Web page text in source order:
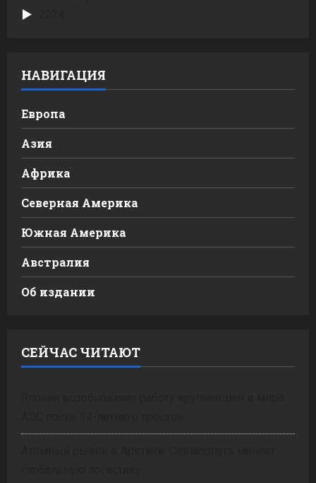
НАВИГАЦИЯ
Европа
Азия
Африка
Северная Америка
Южная Америка
Австралия
Об издании
СЕЙЧАС ЧИТАЮТ